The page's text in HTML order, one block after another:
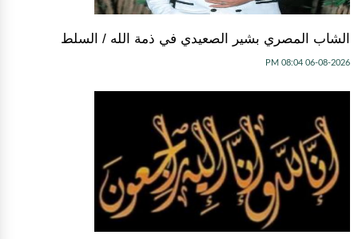
الشاب المصري بشير الصعيدي في ذمة الله / السلط
06-08-2026 08:04 PM